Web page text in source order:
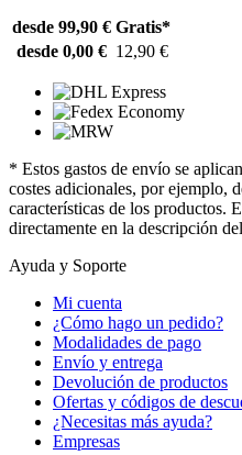
desde 99,90 € Gratis*
desde 0,00 € 12,90 €
* Estos gastos de envío se
costes adicionales, por ejemplo,
características de los productos.
directamente en la descripción
Ayuda y Soporte
Mi cuenta
¿Cómo hago un pedido?
Modalidades de pago
Envío y entrega
Devolución de productos
Ofertas y códigos de
¿Necesitas más ayuda?
Empresas